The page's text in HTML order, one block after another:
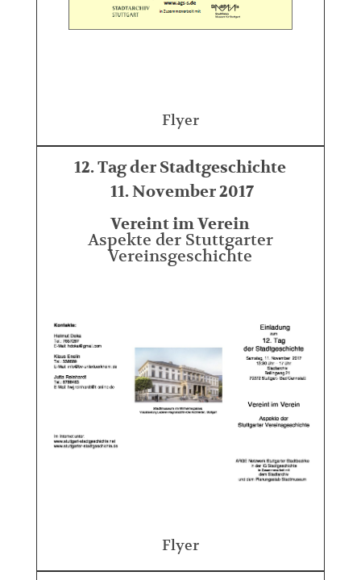
Flyer
12. Tag der Stadtgeschichte
11. November 2017
Vereint im Verein
Aspekte der Stuttgarter
Vereinsgeschichte
Flyer